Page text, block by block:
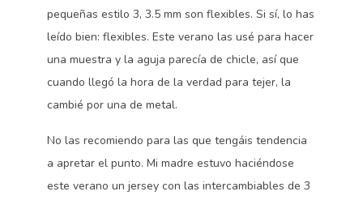
pequeñas estilo 3, 3.5 mm son flexibles. Si sí, lo has
leído bien: flexibles. Este verano las usé para hacer
una muestra y la aguja parecía de chicle, así que
cuando llegó la hora de la verdad para tejer, la
cambié por una de metal.
No las recomiendo para las que tengáis tendencia
a apretar el punto. Mi madre estuvo haciéndose
este verano un jersey con las intercambiables de 3